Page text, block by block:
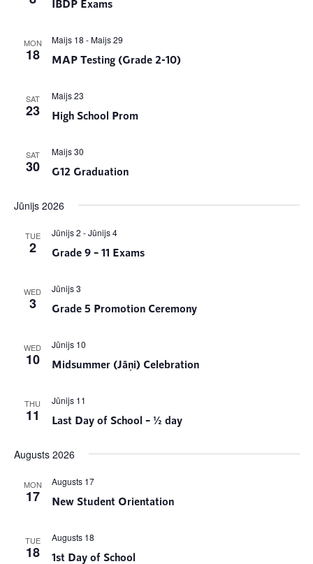
IBDP Exams
MON
18 MAP Testing (Grade 2-10)
Maijs 18 -Maijs 29
SAT
23 High School Prom
Maijs 23
SAT
30 G12 Graduation
Maijs 30
Jūnijs 2026
TUE
2 Grade 9 – 11 Exams
Jūnijs 2 -Jūnijs 4
WED
3 Grade 5 Promotion Ceremony
Jūnijs 3
WED
10 Midsummer (Jāņi) Celebration
Jūnijs 10
THU
11 Last Day of School – ½ day
Jūnijs 11
Augusts 2026
MON
17 New Student Orientation
Augusts 17
TUE
18 1st Day of School
Augusts 18